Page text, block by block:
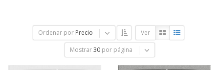
Ordenar por Precio Ver
Mostrar 30 por página